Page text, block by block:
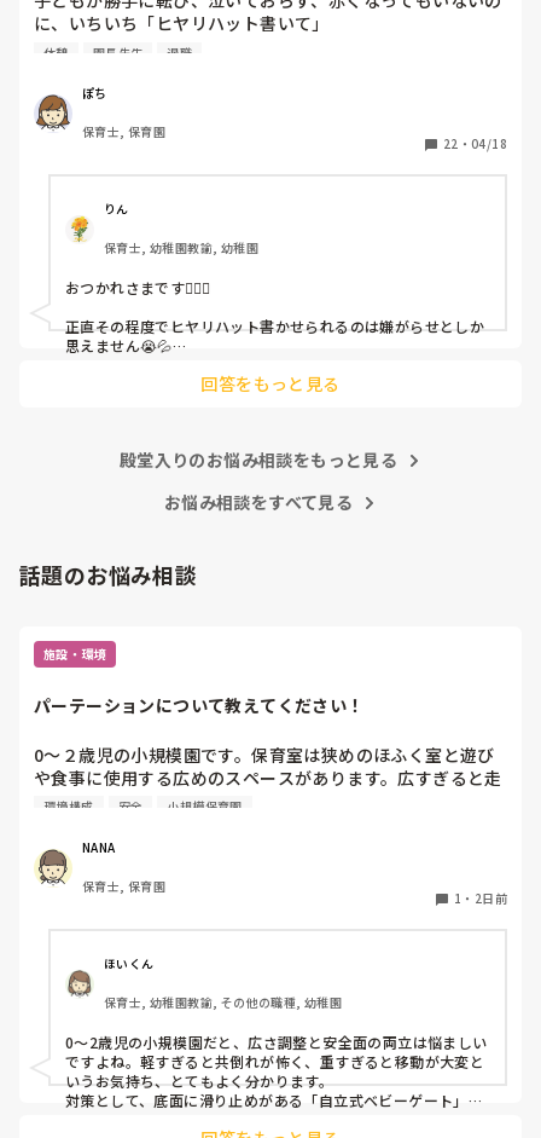
に、いちいち「ヒヤリハット書いて」
と書かされ
（そう言う本人は書かない）
しかも、上司に↑この内容でも
ちゃんと考えて対策を練って書き込むようにと。
呼ばれて一緒に対策を考えさせられること多数
これだけで30〜40分拘束されて辛いです
皆さんの園はどうですか?
休憩 園長先生 退職
ぽち
保育士, 保育園
22 ・ 04/18
りん
保育士, 幼稚園教諭, 幼稚園
おつかれさまです🙇🏻‍♀️
正直その程度でヒヤリハット書かせられるのは嫌がらせとしか
思えません😭💦
回答をもっと見る
殿堂入りのお悩み相談をもっと見る
お悩み相談をすべて見る
話題のお悩み相談
施設・環境
パーテーションについて教えてください！
0〜２歳児の小規模園です。保育室は狭めのほふく室と遊び
や食事に使用する広めのスペースがあります。広すぎると走
り回ったりして落ち着かないので、活動によってパーテーシ
うな素材で軽いので、ちょっと体が当たると倒れたり、つか
まり立ちが不安定な子にとっては共倒れになったりで危険で
す。かと言って固定してしまうと活動によって柔軟に移動す
しっかりした重いものを置いていましたが、移動が大変で使
い勝手が悪く、子どもがぶつかって倒れた時に怖い思いをし
ました。
皆さんの園ではどんなもので工夫されていますか？
環境構成 安全 小規模保育園
NANA
保育士, 保育園
1 ・ 2日前
ほいくん
保育士, 幼稚園教諭, その他の職種, 幼稚園
0〜2歳児の小規模園だと、広さ調整と安全面の両立は悩ましい
ですよね。軽すぎると共倒れが怖く、重すぎると移動が大変と
いうお気持ち、とてもよく分かります。
対策として、底面に滑り止めがある「自立式ベビーゲート」な